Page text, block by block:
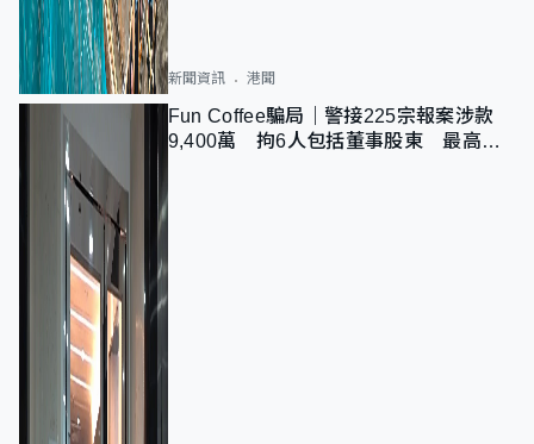
新聞資訊 港聞
Fun Coffee騙局｜警接225宗報案涉款
9,400萬 拘6人包括董事股東 最高金